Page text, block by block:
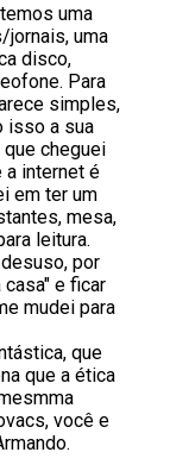
uma
jornais, uma
disco,
Para
simples,
isso a sua
cheguei
a internet é
em ter um
mesa,
leitura.
por
e ficar
mudei para
que
que a ética
você e